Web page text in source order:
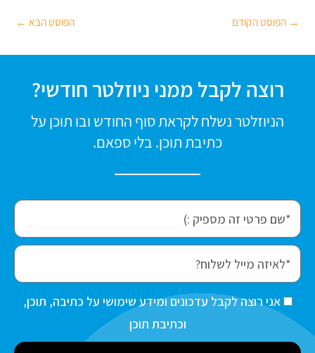
→ הפוסט הקודם הפוסט הבא ←
רוצה לקבל ממני ניוזלטר חודשי?
הניוזלטר נשלח לקראת סוף החודש ובו תוכן על
כתיבת תוכן. בלי ספאם.
f
i
r
s
e
m
ס
כ
אני רוצה לקבל עדכונים ומידע שימושי על כתיבה, תוכן,
וכתיבת תוכן